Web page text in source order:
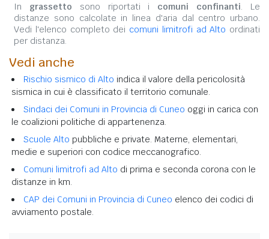
In grassetto sono riportati i comuni confinanti. Le
distanze sono calcolate in linea d'aria dal centro urbano.
Vedi l'elenco completo dei comuni limitrofi ad Alto ordinati
per distanza.
Vedi anche
Rischio sismico di Alto indica il valore della pericolosità
sismica in cui è classificato il territorio comunale.
Sindaci dei Comuni in Provincia di Cuneo oggi in carica con
le coalizioni politiche di appartenenza.
Scuole Alto pubbliche e private. Materne, elementari,
medie e superiori con codice meccanografico.
Comuni limitrofi ad Alto di prima e seconda corona con le
distanze in km.
CAP dei Comuni in Provincia di Cuneo elenco dei codici di
avviamento postale.